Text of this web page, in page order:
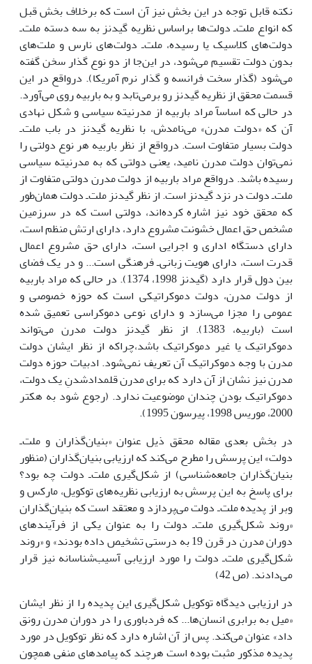
نکته قابل توجه در این بخش نیز آن است که برخلاف بخش قبل
که انواع ملت‌ـ دولت‌ها براساس نظریه گیدنز به سه دسته ملت‌ـ
دولت‌هاى کلاسیک یا رسیده، ملت‌ـ دولت‌هاى نارس و ملت‌هاى
بدون دولت تقسیم مى‌شود، در این‌جا از دو نوع گذار سخن گفته
مى‌شود (گذار سخت فرانسه و گذار نرم آمریکا). درواقع در این
قسمت محقق از نظریه گیدنز رو برمى‌تابد و به باربیه روى مى‌آورد.
در حالى که اساسآ مراد باربیه از مدرنیته سیاسى و شکل نهادى
آن که «دولت مدرن» مى‌نامدش، با نظریه گیدنز در باب ملت‌ـ
دولت بسیار متفاوت است. درواقع از نظر باربیه هر نوع دولتى را
نمى‌توان دولت مدرن نامید، یعنى دولتى که به مدرنیته سیاسى
رسیده باشد. درواقع مراد باربیه از دولت مدرن دولتى متفاوت از
ملت‌ـ دولت در نزد گیدنز است. از نظر گیدنز ملت‌ـ دولت همان‌طور
که محقق خود نیز اشاره کرده‌اند، دولتى است که در سرزمین
مشخص حق اعمال خشونت مشروع دارد، داراى ارتش منظم است،
داراى دستگاه ادارى و اجرایى است، داراى حق مشروع اعمال
قدرت است، داراى هویت زبانی‌ـ فرهنگى است... و در یک فضاى
بین دول قرار دارد (گیدنز 1998، 1374). در حالى که مراد باربیه
از دولت مدرن، دولت دموکراتیکى است که حوزه خصوصى و
عمومى را مجزا مى‌سازد و داراى نوعى دموکراسى تعمیق شده
است (باربیه، 1383). از نظر گیدنز دولت مدرن مى‌تواند
دموکراتیک یا غیر دموکراتیک باشد،چراکه از نظر ایشان دولت
مدرن با وجه دموکراتیک آن تعریف نمى‌شود. ادبیات حوزه دولت
مدرن نیز نشان از آن دارد که براى مدرن قلمدادشدنِ یک دولت،
دموکراتیک بودن چندان موضوعیت ندارد. (رجوع شود به هکتر
2000، موریس 1998، پیرسون 1995).
در بخش بعدى مقاله محقق ذیل عنوان «بنیان‌گذاران و ملت‌ـ
دولت» این پرسش را مطرح مى‌کند که ارزیابى بنیان‌گذاران (منظور
بنیان‌گذاران جامعه‌شناسى) از شکل‌گیرى ملت‌ـ دولت چه بود؟
براى پاسخ به این پرسش به ارزیابى نظریه‌هاى توکویل، مارکس و
وبر از پدیده ملت‌ـ دولت مى‌پردازد و معتقد است که بنیان‌گذاران
«روند شکل‌گیرى ملت‌ـ دولت را به عنوان یکى از فرآیندهاى
دوران مدرن در قرن 19 به درستى تشخیص داده بودند» و «روند
شکل‌گیرى ملت‌ـ دولت را مورد ارزیابى آسیب‌شناسانه نیز قرار
مى‌دادند. (ص 42)
در ارزیابى دیدگاه توکویل شکل‌گیرى این پدیده را از نظر ایشان
«میل به برابرى انسان‌ها... که فردباورى را در دوران مدرن رونق
داد» عنوان مى‌کند. پس از آن اشاره دارد که نظر توکویل در مورد
پدیده مذکور مثبت بوده است هرچند که پیامدهاى منفى همچون